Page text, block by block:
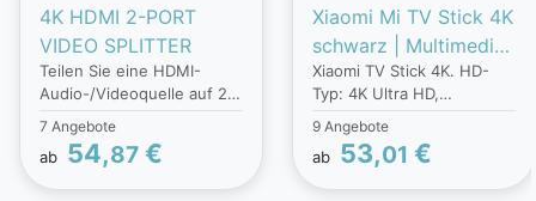
4K HDMI 2-PORT
VIDEO SPLITTER
Teilen Sie eine HDMI-
Audio-/Videoquelle auf 2
separate HDMI-Bildschirme
mit HDMI 4K-
Unterstützung. Dieser 2-
Port HDMI-Videohub der
7 Angebote
ab 54,87 €
Xiaomi Mi TV Stick 4K
schwarz | Multimedia-
Festplatte |
Festplattenspeicher 8
GB | Android TV
Betriebssystem |
Dolby und DTS
Xiaomi TV Stick 4K. HD-
Typ: 4K Ultra HD,
Installiertes
Betriebssystem: Android,
Maximale Video-
Auflösung: 3840 x 2160
9 Angebote
ab 53,01 €